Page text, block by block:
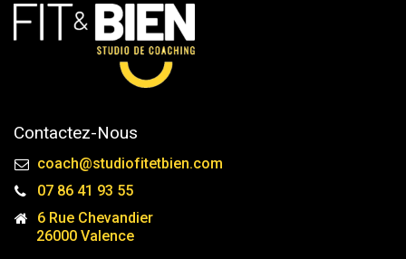
Contactez-Nous
coach@studiofitetbien.com
07 86 41 93 55
6 Rue Chevandier
26000 Valence